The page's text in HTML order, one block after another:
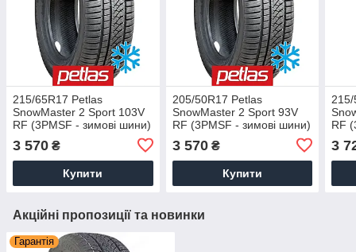
215/65R17 Petlas
SnowMaster 2 Sport 103V
RF (3PMSF - зимові шини)
3 570 ₴
Купити
205/50R17 Petlas
SnowMaster 2 Sport 93V
RF (3PMSF - зимові шини)
3 570₴
Купити
RF
3
Акційні пропозиції та новинки
Гарантія